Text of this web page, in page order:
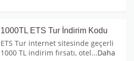
1000TL ETS Tur İndirim Kodu
ETS Tur internet sitesinde geçerli
1000 TL indirim fırsatı, otel...Daha